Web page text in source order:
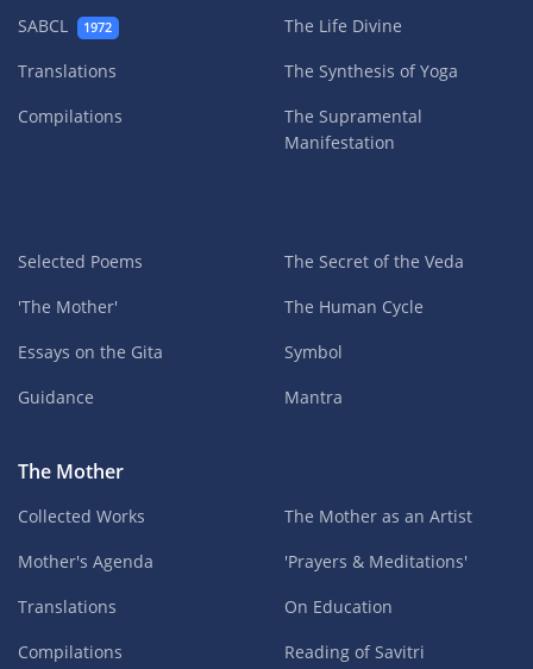
SABCL 1972
Translations
Compilations
The Life Divine
The Synthesis of Yoga
The Supramental
Manifestation
Selected Poems
'The Mother'
Essays on the Gita
Guidance
The Secret of the Veda
The Human Cycle
Symbol
Mantra
The Mother
Collected Works
Mother's Agenda
Translations
Compilations
The Mother as an Artist
'Prayers & Meditations'
On Education
Reading of Savitri